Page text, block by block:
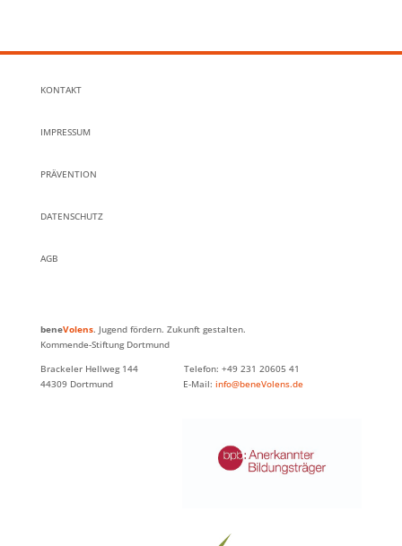
KONTAKT
IMPRESSUM
PRÄVENTION
DATENSCHUTZ
AGB
beneVolens. Jugend fördern. Zukunft gestalten.
Kommende-Stiftung Dortmund
Brackeler Hellweg 144 Telefon: +49 231 20605 41
44309 Dortmund E-Mail: info@beneVolens.de